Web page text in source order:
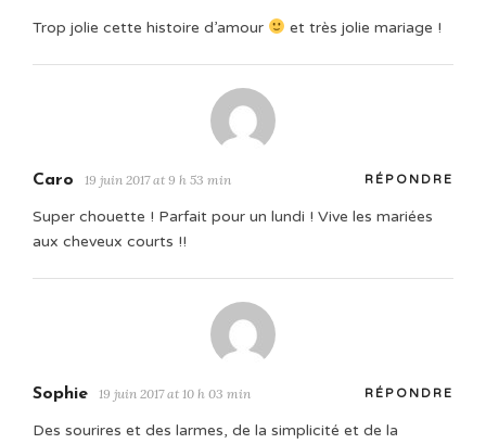
Trop jolie cette histoire d’amour et très jolie mariage !
Caro 19 juin 2017 at 9 h 53 min RÉPONDRE
Super chouette ! Parfait pour un lundi ! Vive les mariées
aux cheveux courts !!
Sophie 19 juin 2017 at 10 h 03 min RÉPONDRE
Des sourires et des larmes, de la simplicité et de la